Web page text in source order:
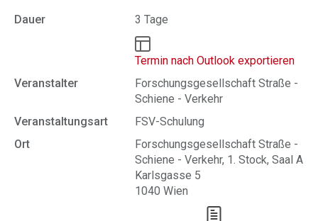
Dauer 3 Tage
Termin nach Outlook exportieren
Veranstalter
Forschungsgesellschaft Straße -
Schiene - Verkehr
Veranstaltungsart
FSV-Schulung
Ort
Forschungsgesellschaft Straße -
Schiene - Verkehr, 1. Stock, Saal A
Karlsgasse 5
1040 Wien